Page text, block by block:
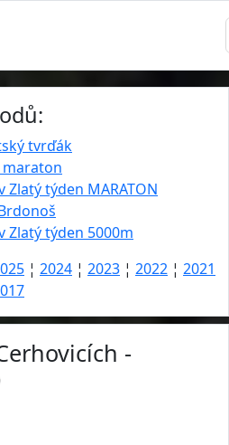
tvrďák
Zlatý týden MARATON
Zlatý týden 5000m
¦ 2024 ¦ 2023 ¦ 2022 ¦ 2021
-